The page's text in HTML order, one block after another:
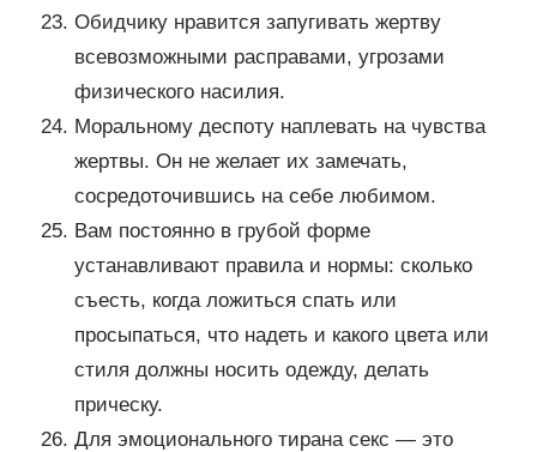
Обидчику нравится запугивать жертву
всевозможными расправами, угрозами
физического насилия.
Моральному деспоту наплевать на чувства
жертвы. Он не желает их замечать,
сосредоточившись на себе любимом.
Вам постоянно в грубой форме
устанавливают правила и нормы: сколько
съесть, когда ложиться спать или
просыпаться, что надеть и какого цвета или
стиля должны носить одежду, делать
прическу.
Для эмоционального тирана секс — это